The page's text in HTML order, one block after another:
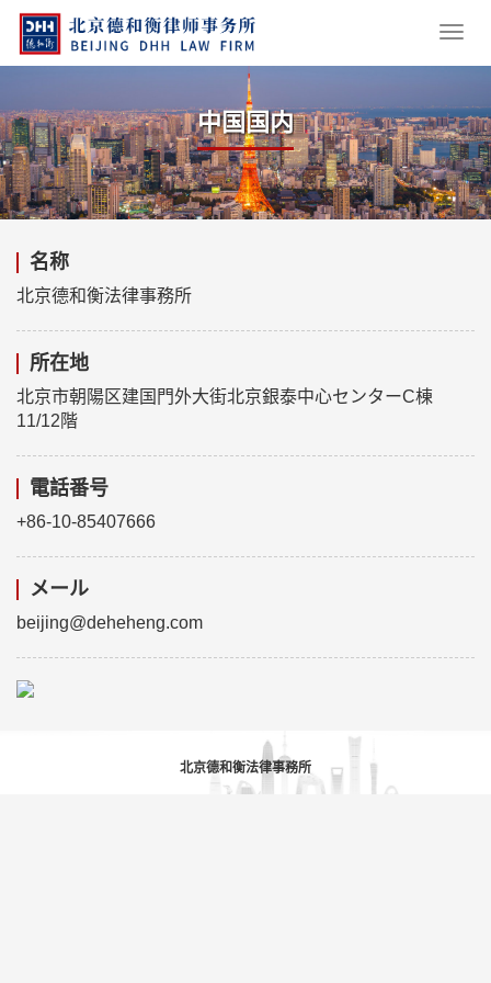
中国国内
名称
北京德和衡法律事務所
所在地
北京市朝陽区建国門外大街北京銀泰中心センターC棟
11/12階
電話番号
+86-10-85407666
メール
beijing@deheheng.com
北京德和衡法律事務所